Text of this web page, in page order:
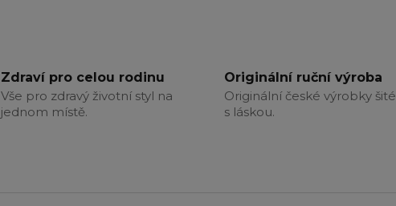
Zdraví pro celou rodinu
Vše pro zdravý životní styl na
jednom místě.
Originální ruční výroba
Originální české výrobky šité
s láskou.